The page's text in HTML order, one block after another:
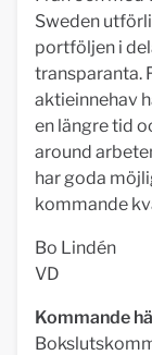
Sweden
portföljen i
transparanta.
aktieinnehav
en längre tid
around
har goda
kommande
Bo Lindén
VD
Kommande